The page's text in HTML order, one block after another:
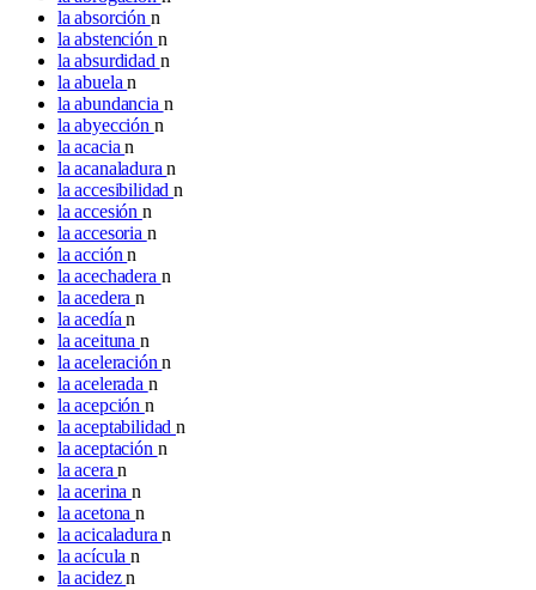
la absorción n
la abstención n
la absurdidad n
la abuelan
la abundancia n
la abyección n
la acacian
la acanaladuran
la accesibilidadn
la accesión n
la accesoria n
la acciónn
la acechadera n
la acederan
la acedían
la aceituna n
la aceleraciónn
la acelerada n
la acepción n
la aceptabilidadn
la aceptación n
la aceran
la acerinan
la acetonan
la acicaladuran
la acículan
la acidezn